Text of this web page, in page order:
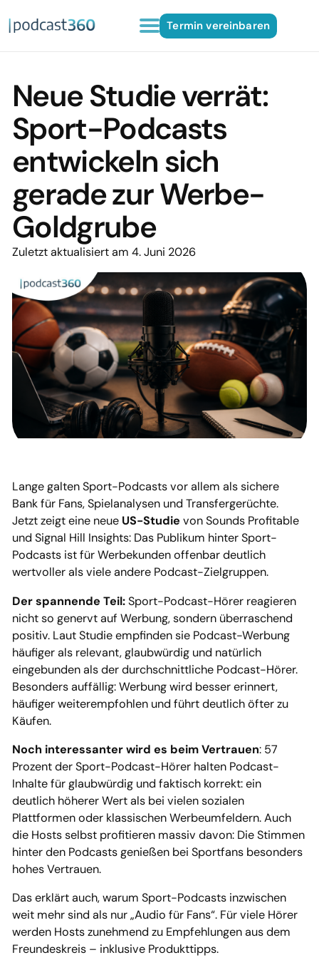
Termin vereinbaren
Neue Studie verrät:
Sport-Podcasts
entwickeln sich
gerade zur Werbe-
Goldgrube
Zuletzt aktualisiert am 4. Juni 2026
Lange galten Sport-Podcasts vor allem als sichere
Bank für Fans, Spielanalysen und Transfergerüchte.
Jetzt zeigt eine neue US-Studie von Sounds Profitable
und Signal Hill Insights: Das Publikum hinter Sport-
Podcasts ist für Werbekunden offenbar deutlich
wertvoller als viele andere Podcast-Zielgruppen.
Der spannende Teil:Sport-Podcast-Hörer reagieren
nicht so genervt auf Werbung, sondern überraschend
positiv. Laut Studie empfinden sie Podcast-Werbung
häufiger als relevant, glaubwürdig und natürlich
eingebunden als der durchschnittliche Podcast-Hörer.
Besonders auffällig: Werbung wird besser erinnert,
häufiger weiterempfohlen und führt deutlich öfter zu
Käufen.
Noch interessanter wird es beim Vertrauen: 57
Prozent der Sport-Podcast-Hörer halten Podcast-
Inhalte für glaubwürdig und faktisch korrekt: ein
deutlich höherer Wert als bei vielen sozialen
Plattformen oder klassischen Werbeumfeldern. Auch
die Hosts selbst profitieren massiv davon: Die Stimmen
hinter den Podcasts genießen bei Sportfans besonders
hohes Vertrauen.
Das erklärt auch, warum Sport-Podcasts inzwischen
weit mehr sind als nur „Audio für Fans“. Für viele Hörer
werden Hosts zunehmend zu Empfehlungen aus dem
Freundeskreis – inklusive Produkttipps.